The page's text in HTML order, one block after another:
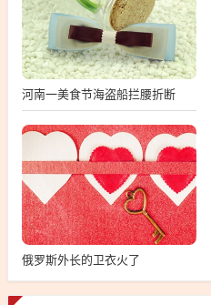
河南一美食节海盗船拦腰折断
俄罗斯外长的卫衣火了